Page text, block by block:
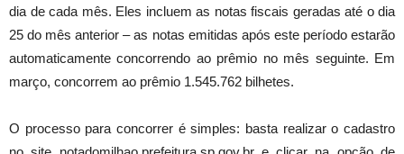
dia de cada mês. Eles incluem as notas fiscais geradas até o dia
25 do mês anterior – as notas emitidas após este período estarão
automaticamente concorrendo ao prêmio no mês seguinte. Em
março, concorrem ao prêmio 1.545.762 bilhetes.
O processo para concorrer é simples: basta realizar o cadastro